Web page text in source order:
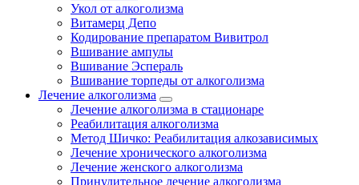
Укол от алкоголизма
Витамерц Депо
Кодирование препаратом Вивитрол
Вшивание ампулы
Вшивание Эспераль
Вшивание торпеды от алкоголизма
Лечение алкоголизма
Лечение алкоголизма в стационаре
Реабилитация алкоголизма
Метод Шичко: Реабилитация алкозависимых
Лечение хронического алкоголизма
Лечение женского алкоголизма
Принудительное лечение алкоголизма